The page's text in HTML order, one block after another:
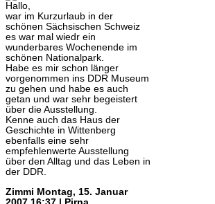
Hallo,
war im Kurzurlaub in der
schönen Sächsischen Schweiz
es war mal wiedr ein
wunderbares Wochenende im
schönen Nationalpark.
Habe es mir schon länger
vorgenommen ins DDR Museum
zu gehen und habe es auch
getan und war sehr begeistert
über die Ausstellung.
Kenne auch das Haus der
Geschichte in Wittenberg
ebenfalls eine sehr
empfehlenwerte Ausstellung
über den Alltag und das Leben in
der DDR.
Zimmi Montag, 15. Januar